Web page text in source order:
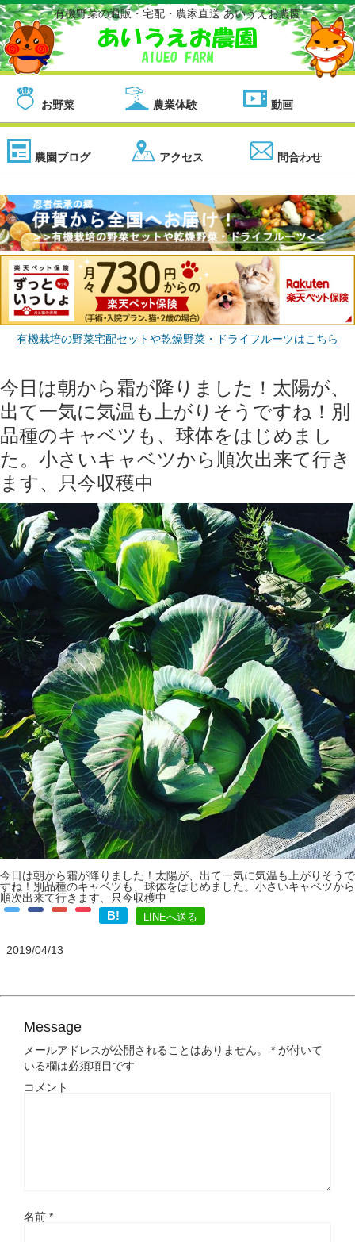
有機野菜の通販・宅配・農家直送 あいうえお農園
お野菜 農業体験 動画
農園ブログ アクセス 問合わせ
有機栽培の野菜宅配セットや乾燥野菜・ドライフルーツはこちら
今日は朝から霜が降りました！太陽が、
出て一気に気温も上がりそうですね！別
品種のキャベツも、球体をはじめまし
た。小さいキャベツから順次出来て行き
ます、只今収穫中
今日は朝から霜が降りました！太陽が、出て一気に気温も上がりそうで
すね！別品種のキャベツも、球体をはじめました。小さいキャベツから
順次出来て行きます、只今収穫中
B! LINEへ送る
2019/04/13
Message
メールアドレスが公開されることはありません。 * が付いて
いる欄は必須項目です
コメント
名前 *